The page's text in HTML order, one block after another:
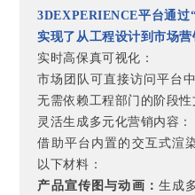
3DEXPERIENCE平台通过
实现了从工程设计到市场营
实时高保真可视化：
市场团队可直接访问平台
无需依赖工程部门的阶段性
灵活生成多元化营销内容：
借助平台内置的交互式渲
以下材料：
产品宣传图与动画： 生成